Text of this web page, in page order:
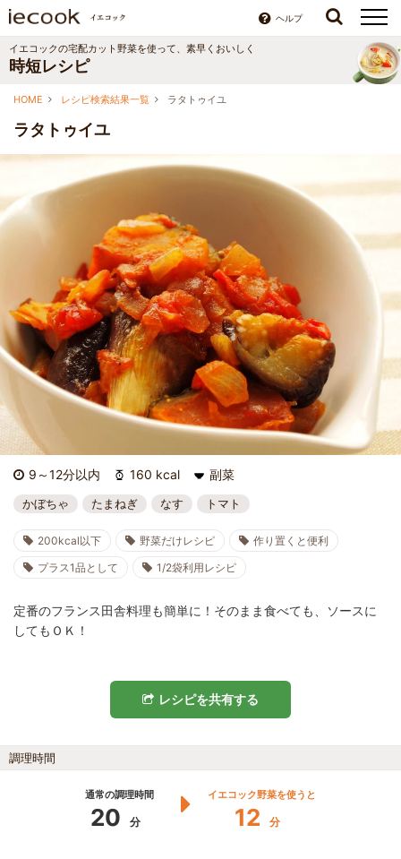
ヘルプ
イエコックの宅配カット野菜を使って、素早くおいしく
時短レシピ
HOME レシピ検索結果一覧 ラタトゥイユ
ラタトゥイユ
9～12分以内 160 kcal 副菜
かぼちゃ たまねぎ なす トマト
200kcal以下 野菜だけレシピ
作り置くと便利
プラス1品として
1/2袋利用レシピ
定番のフランス田舎料理も簡単に！そのまま食べても、ソースに
してもＯＫ！
レシピを共有する
調理時間
通常の調理時間
20 分
イエコック野菜を使うと
12 分